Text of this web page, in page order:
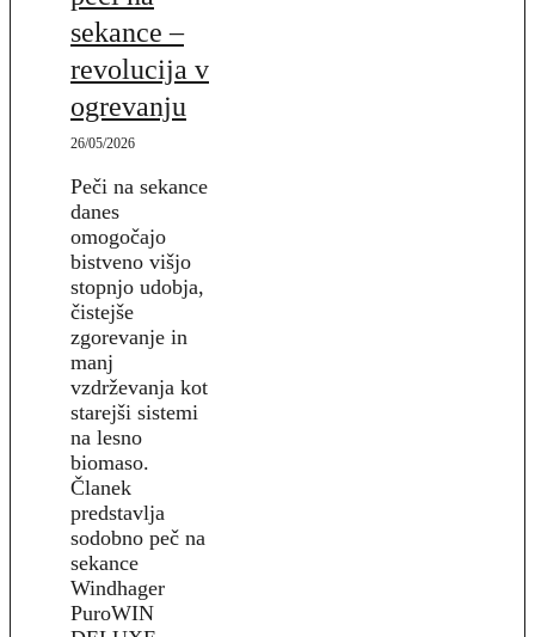
sekance –
revolucija v
ogrevanju
26/05/2026
Peči na sekance
danes
omogočajo
bistveno višjo
stopnjo udobja,
čistejše
zgorevanje in
manj
vzdrževanja kot
starejši sistemi
na lesno
biomaso.
Članek
predstavlja
sodobno peč na
sekance
Windhager
PuroWIN